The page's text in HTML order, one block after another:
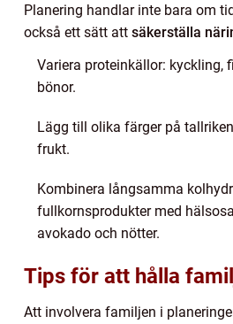
Planering handlar inte bara om
också ett sätt att säkerställa
Variera proteinkällor: kyckling,
bönor.
Lägg till olika färger på
frukt.
Kombinera långsamma
fullkornsprodukter med
avokado och nötter.
Tips för att hålla
Att involvera familjen i